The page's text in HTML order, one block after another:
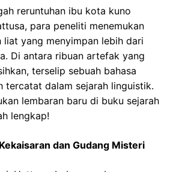
reruntuhan ibu kota kuno
para peneliti menemukan
yang menyimpan lebih dari
Di antara ribuan artefak yang
terselip sebuah bahasa
tercatat dalam sejarah linguistik.
lembaran baru di buku sejarah
lengkap!
dan Gudang Misteri